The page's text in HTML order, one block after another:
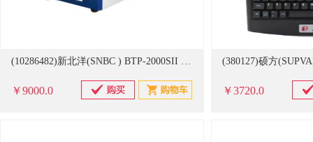
(10286482)新北洋(SNBC ) BTP-2000SII 无 条码标签打印机(单位：台)
￥9000.0 ￥3720.0